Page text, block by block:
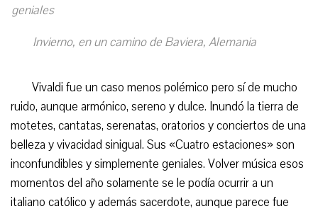
geniales
Invierno, en un camino de Baviera, Alemania
Vivaldi fue un caso menos polémico pero sí de mucho
ruido, aunque armónico, sereno y dulce. Inundó la tierra de
motetes, cantatas, serenatas, oratorios y conciertos de una
belleza y vivacidad sinigual. Sus «Cuatro estaciones» son
inconfundibles y simplemente geniales. Volver música esos
momentos del año solamente se le podía ocurrir a un
italiano católico y además sacerdote, aunque parece fue